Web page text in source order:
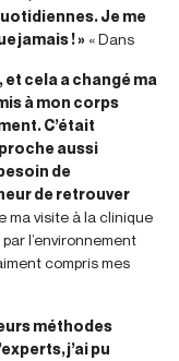
Je me
jamais ! » « Dans
et cela a changé ma
à mon corps
C’était
aussi
de
de retrouver
ma visite à la clinique
l’environnement
compris mes
méthodes
j’ai pu